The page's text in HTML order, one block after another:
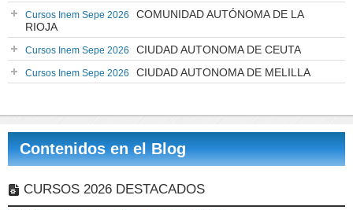
Cursos Inem Sepe 2026
COMUNIDAD AUTÓNOMA DE LA
RIOJA
Cursos Inem Sepe 2026 CIUDAD AUTONOMA DE CEUTA
Cursos Inem Sepe 2026 CIUDAD AUTONOMA DE MELILLA
Contenidos en el Blog
CURSOS 2026 DESTACADOS